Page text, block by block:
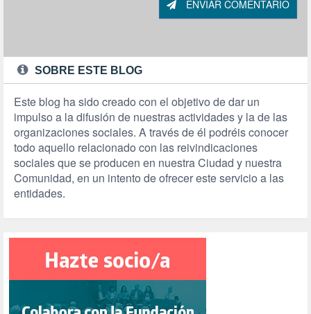
ENVIAR COMENTARIO
SOBRE ESTE BLOG
Este blog ha sido creado con el objetivo de dar un
impulso a la difusión de nuestras actividades y la de las
organizaciones sociales. A través de él podréis conocer
todo aquello relacionado con las reivindicaciones
sociales que se producen en nuestra Ciudad y nuestra
Comunidad, en un intento de ofrecer este servicio a las
entidades.